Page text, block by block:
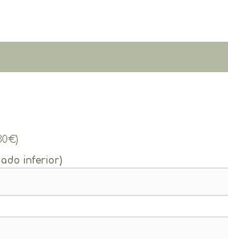
€)
inferior)